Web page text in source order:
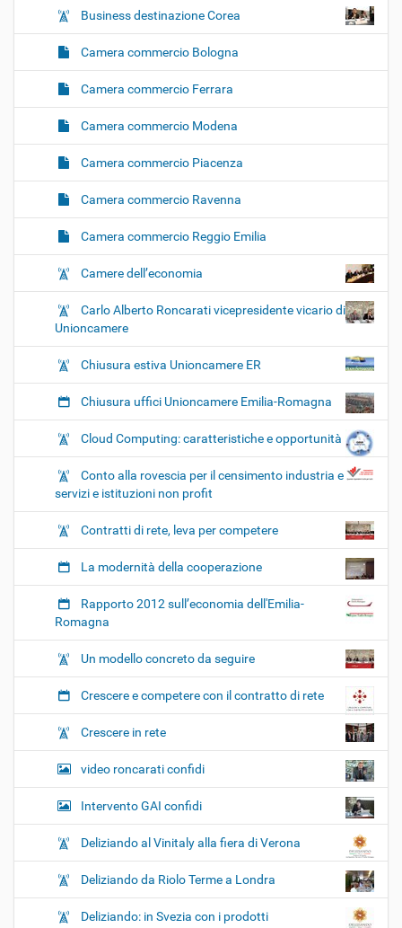
Business destinazione Corea
Camera commercio Bologna
Camera commercio Ferrara
Camera commercio Modena
Camera commercio Piacenza
Camera commercio Ravenna
Camera commercio Reggio Emilia
Camere dell’economia
Carlo Alberto Roncarati vicepresidente vicario di
Unioncamere
Chiusura estiva Unioncamere ER
Chiusura uffici Unioncamere Emilia-Romagna
Cloud Computing: caratteristiche e opportunità
Conto alla rovescia per il censimento industria e
servizi e istituzioni non profit
Contratti di rete, leva per competere
La modernità della cooperazione
Rapporto 2012 sull’economia dell'Emilia-
Romagna
Un modello concreto da seguire
Crescere e competere con il contratto di rete
Crescere in rete
video roncarati confidi
Intervento GAI confidi
Deliziando al Vinitaly alla fiera di Verona
Deliziando da Riolo Terme a Londra
Deliziando: in Svezia con i prodotti